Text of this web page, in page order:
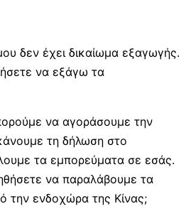
δεν έχει δικαίωμα εξαγωγής.
να εξάγω τα
να αγοράσουμε την
τη δήλωση στο
τα εμπορεύματα σε εσάς.
να παραλάβουμε τα
την ενδοχώρα της Κίνας;